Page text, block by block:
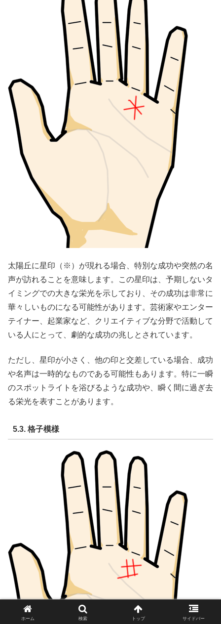
太陽丘に星印（※）が現れる場合、特別な成功や突然の名
声が訪れることを意味します。この星印は、予期しないタ
イミングでの大きな栄光を示しており、その成功は非常に
華々しいものになる可能性があります。芸術家やエンター
テイナー、起業家など、クリエイティブな分野で活動して
いる人にとって、劇的な成功の兆しとされています。
ただし、星印が小さく、他の印と交差している場合、成功
や名声は一時的なものである可能性もあります。特に一瞬
のスポットライトを浴びるような成功や、瞬く間に過ぎ去
る栄光を表すことがあります。
5.3. 格子模様
ホーム 検索 トップ サイドバー